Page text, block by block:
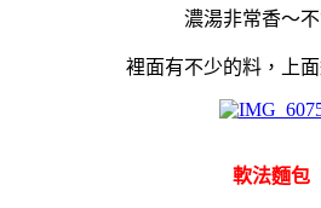
濃湯非常香～
裡面有不少的料，上
軟法麵包